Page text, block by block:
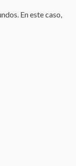
En este caso,